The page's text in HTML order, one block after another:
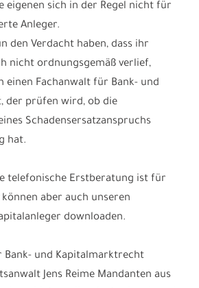
eigenen sich in der Regel nicht für
Anleger.
den Verdacht haben, dass ihr
nicht ordnungsgemäß verlief,
einen Fachanwalt für Bank- und
der prüfen wird, ob die
Schadensersatzanspruchs
hat.
telefonische Erstberatung ist für
aber auch unseren
downloaden.
Bank- und Kapitalmarktrecht
Jens Reime Mandanten aus